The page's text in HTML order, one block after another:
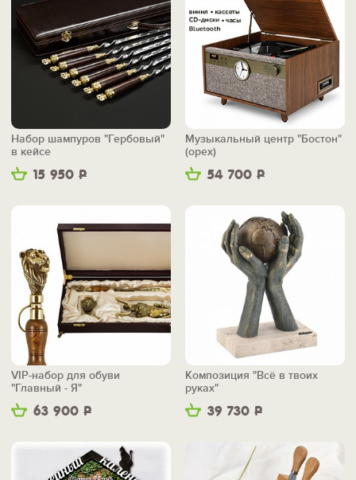
15 950 Р
Набор шампуров "Гербовый"
в кейсе
54 700 Р
Музыкальный центр "Бостон"
(орех)
63 900 Р
VIP-набор для обуви
"Главный - Я"
39 730 Р
Композиция "Всё в твоих
руках"